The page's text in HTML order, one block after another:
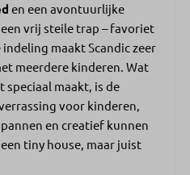
en een avontuurlijke
vrij steile trap – favoriet
maakt Scandic zeer
meerdere kinderen. Wat
maakt, is de
voor kinderen,
en creatief kunnen
tiny house, maar juist